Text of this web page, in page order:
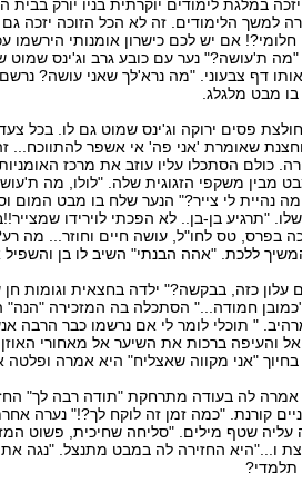
במלגת לימודים יוקרתית בניו יורק בבית
אם יש לכם כישרון אומנותי הירשמו
"מה ת'עושה?" נער עם כובע גרב וג'ינס שמוט
דף צבעוני. "מה נרא'לך שאני עושה?
בו מבט מלגלג.
פסים ירוקה וג'ינס שמוט גם לו. בכל
שאומרת 'אני פה' אי אשפר להתווכח...
כולם הסתכלו עליו עוזב את מרכז
מבין משקפי הזגוגית שלה. "לולו, מה
מה נהיית לי צייר?" הנער שלח בו מבט המום
"תרגיע בן-בן.. לא הפכתי לוירידו
בפרס, טס לחו"ל, עושה חיים וחוזר... מה
ללכת. "אהה הבנתי" השיב לו בן והשפיל
עלון כזה, בבקשה?" ילדה בחצאית וגומות
חמודה..." הסתכלה בה המזכירה "הנה"
" תוכלי לומר לי אם נרשמו כבר הרבה
והעיפה ברכות את השיער אל מאחורי
בחיוך "אני מקווה שאצליח" היא אמרה
אמרה לה בעודה מתרחקת "תודה רבה לך"
קורנת. "כמה זמן זה לוקח לך?!" נערה
עליה שטף מילים. "סליחה שחיכית, פשוט
קצת ו..."היא החזירה לה במבט מתנצל. "נגה את
תלמדי?